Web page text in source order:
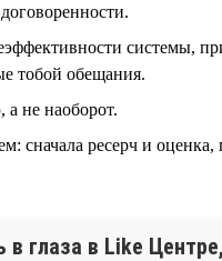
системы,
тобой обещания.
не наоборот.
сначала ресерч и оценка,
в глаза в Like